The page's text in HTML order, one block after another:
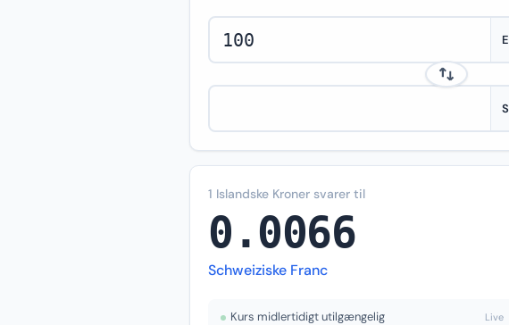
1 Islandske Kroner svarer til
0.0066
Schweiziske Franc
Kurs midlertidigt utilgængelig Live